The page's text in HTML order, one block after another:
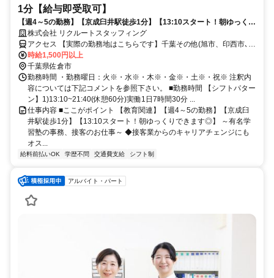
1分【給与即受取可】
【週4～5の勤務】【京成臼井駅徒歩1分】【13:10スタート！朝ゆっくり
できます◎】～有名学習塾の事務、接客のお仕事～
株式会社 リクルートスタッフィング
アクセス 【実際の勤務地はこちらです】千葉その他(旭市、印西市､市
原市など)千葉県京成臼井駅徒歩1分
時給1,500円以上
千葉県佐倉市
勤務時間 ・勤務曜日：火※・水※・木※・金※・土※・祝※ 注釈内
容については下記コメントを参照下さい。 ■勤務時間 【シフトパター
ン】1)13:10~21:40(休憩60分)実働1日7時間30分 ...
仕事内容 ■ここがポイント 【教育関連】【週4～5の勤務】【京成臼
井駅徒歩1分】【13:10スタート！朝ゆっくりできます◎】 ～有名学
習塾の事務、接客のお仕事～ ◆接客業からのキャリアチェンジにも
オス...
給料前払いOK 学歴不問 交通費支給 シフト制
アルバイト・パート